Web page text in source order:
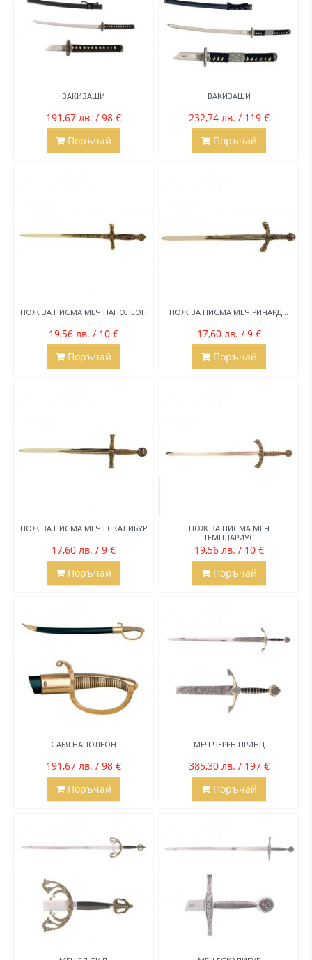
ВАКИЗАШИ
191,67 лв. / 98 €
Поръчай
ВАКИЗАШИ
232,74 лв. / 119 €
Поръчай
НОЖ ЗА ПИСМА МЕЧ НАПОЛЕОН
19,56 лв. / 10 €
Поръчай
НОЖ ЗА ПИСМА МЕЧ РИЧАРД...
17,60 лв. / 9 €
Поръчай
НОЖ ЗА ПИСМА МЕЧ ЕСКАЛИБУР
17,60 лв. / 9 €
Поръчай
НОЖ ЗА ПИСМА МЕЧ
ТЕМПЛАРИУС
19,56 лв. / 10 €
Поръчай
САБЯ НАПОЛЕОН
191,67 лв. / 98 €
Поръчай
МЕЧ ЧЕРЕН ПРИНЦ
385,30 лв. / 197 €
Поръчай